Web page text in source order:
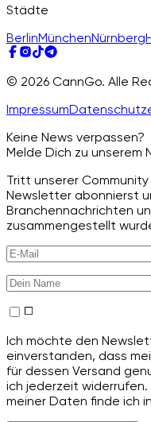
Städte
BerlinMünchenNürnberg
© 2026 CannGo. Alle
Impressum
Keine News verpassen?
Melde Dich zu unserem
Tritt unserer
Newsletter abonnierst
Branchennachrichten
zusammengestellt
Ich möchte den
einverstanden, dass
für dessen Versand
ich jederzeit
meiner Daten finde ich